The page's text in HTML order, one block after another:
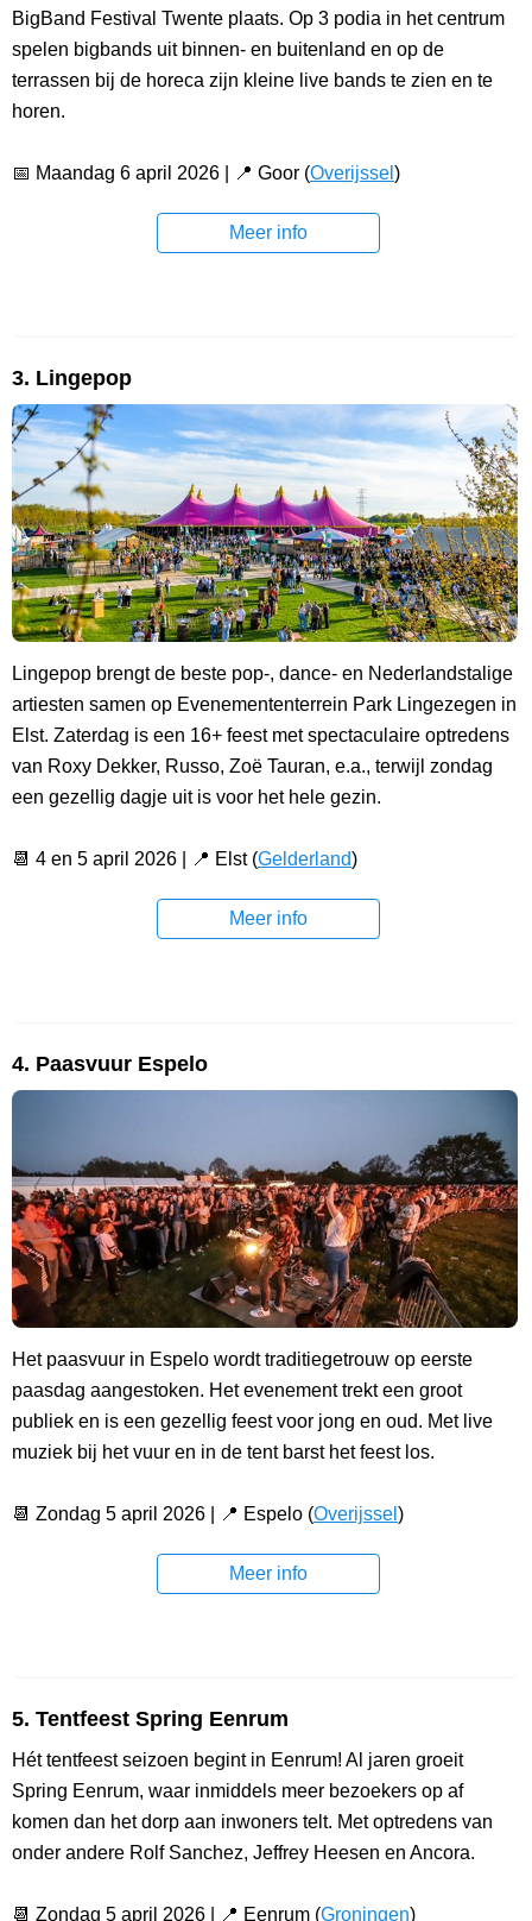
BigBand Festival Twente plaats. Op 3 podia in het centrum
spelen bigbands uit binnen- en buitenland en op de
terrassen bij de horeca zijn kleine live bands te zien en te
horen.
📅 Maandag 6 april 2026 | 📍 Goor (Overijssel )
Meer info
3. Lingepop
Lingepop brengt de beste pop-, dance- en Nederlandstalige
artiesten samen op Evenemententerrein Park Lingezegen in
Elst. Zaterdag is een 16+ feest met spectaculaire optredens
van Roxy Dekker, Russo, Zoë Tauran, e.a., terwijl zondag
een gezellig dagje uit is voor het hele gezin.
📆 4 en 5 april 2026 | 📍 Elst (Gelderland)
Meer info
4. Paasvuur Espelo
Het paasvuur in Espelo wordt traditiegetrouw op eerste
paasdag aangestoken. Het evenement trekt een groot
publiek en is een gezellig feest voor jong en oud. Met live
muziek bij het vuur en in de tent barst het feest los.
📆 Zondag 5 april 2026 | 📍 Espelo (Overijssel )
Meer info
5. Tentfeest Spring Eenrum
Hét tentfeest seizoen begint in Eenrum! Al jaren groeit
Spring Eenrum, waar inmiddels meer bezoekers op af
komen dan het dorp aan inwoners telt. Met optredens van
onder andere Rolf Sanchez, Jeffrey Heesen en Ancora.
📆 Zondag 5 april 2026 | 📍 Eenrum (Groningen)